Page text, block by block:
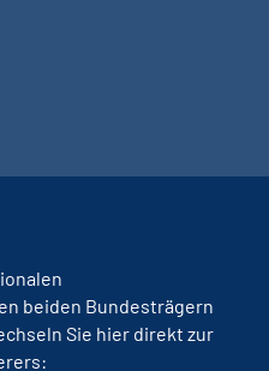
beiden Bundesträgern
Sie hier direkt zur